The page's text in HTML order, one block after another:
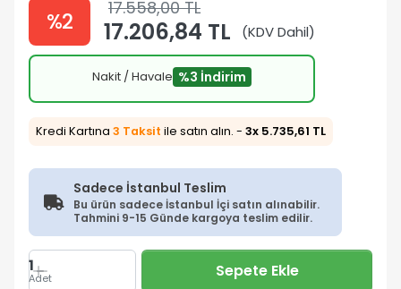
%2 17.558,00 TL
17.206,84 TL (KDV Dahil)
Nakit / Havale %3 İndirim
Kredi Kartına 3 Taksit ile satın alın. - 3x 5.735,61 TL
Sadece İstanbul Teslim
Bu ürün sadece İstanbul İçi satın alınabilir.
Tahmini 9-15 Günde kargoya teslim edilir.
1
Adet Sepete Ekle